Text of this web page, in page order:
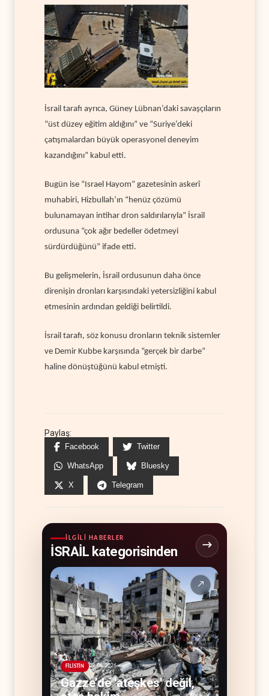
İsrail tarafı ayrıca, Güney Lübnan’daki savaşçıların
“üst düzey eğitim aldığını” ve “Suriye’deki
çatışmalardan büyük operasyonel deneyim
kazandığını” kabul etti.
Bugün ise “Israel Hayom” gazetesinin askerî
muhabiri, Hizbullah’ın “henüz çözümü
bulunamayan intihar dron saldırılarıyla” İsrail
ordusuna “çok ağır bedeller ödetmeyi
sürdürdüğünü” ifade etti.
Bu gelişmelerin, İsrail ordusunun daha önce
direnişin dronları karşısındaki yetersizliğini kabul
etmesinin ardından geldiği belirtildi.
İsrail tarafı, söz konusu dronların teknik sistemler
ve Demir Kubbe karşısında “gerçek bir darbe”
haline dönüştüğünü kabul etmişti.
Paylaş:
Facebook Twitter
WhatsApp Bluesky
X Telegram
İLGILI HABERLER
İSRAİL kategorisinden
↗
FİLİSTİN 09.08.2026
Gazze’de 'ateşkes' değil,